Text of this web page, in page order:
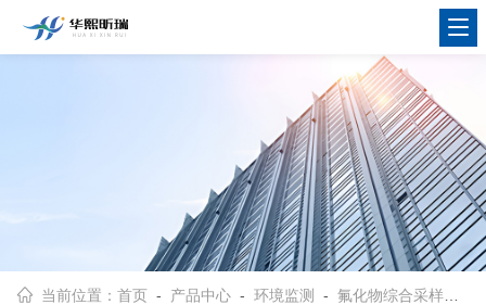
当前位置：首页 - 产品中心 -环境监测 -氟化物综合采样器